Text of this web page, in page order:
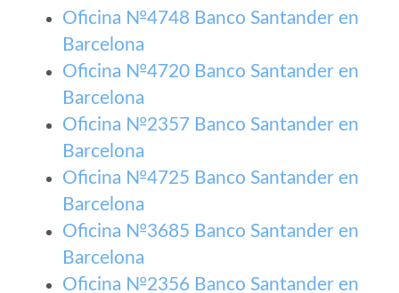
Oficina №4748 Banco Santander en
Barcelona
Oficina №4720 Banco Santander en
Barcelona
Oficina №2357 Banco Santander en
Barcelona
Oficina №4725 Banco Santander en
Barcelona
Oficina №3685 Banco Santander en
Barcelona
Oficina №2356 Banco Santander en